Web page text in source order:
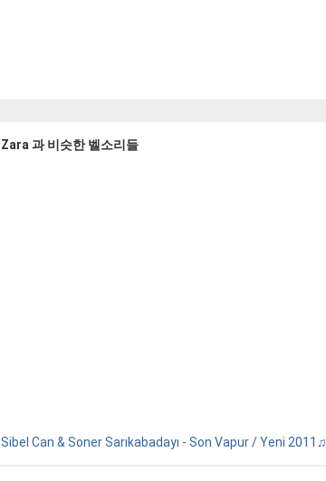
Zara 과 비슷한 벨소리들
Sibel Can & Soner Sarıkabadayı - Son Vapur / Yeni 2011♫